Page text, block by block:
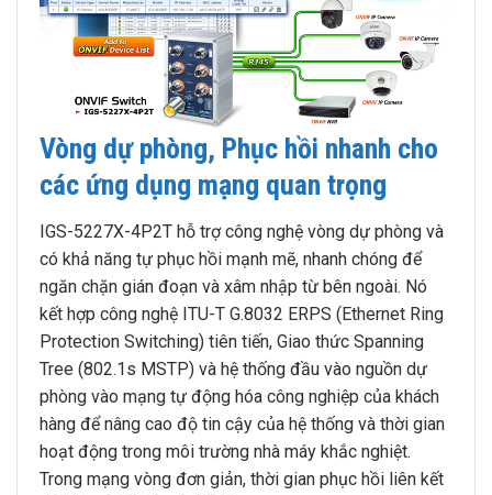
Vòng dự phòng, Phục hồi nhanh cho
các ứng dụng mạng quan trọng
IGS-5227X-4P2T hỗ trợ công nghệ vòng dự phòng và
có khả năng tự phục hồi mạnh mẽ, nhanh chóng để
ngăn chặn gián đoạn và xâm nhập từ bên ngoài. Nó
kết hợp công nghệ ITU-T G.8032 ERPS (Ethernet Ring
Protection Switching) tiên tiến, Giao thức Spanning
Tree (802.1s MSTP) và hệ thống đầu vào nguồn dự
phòng vào mạng tự động hóa công nghiệp của khách
hàng để nâng cao độ tin cậy của hệ thống và thời gian
hoạt động trong môi trường nhà máy khắc nghiệt.
Trong mạng vòng đơn giản, thời gian phục hồi liên kết